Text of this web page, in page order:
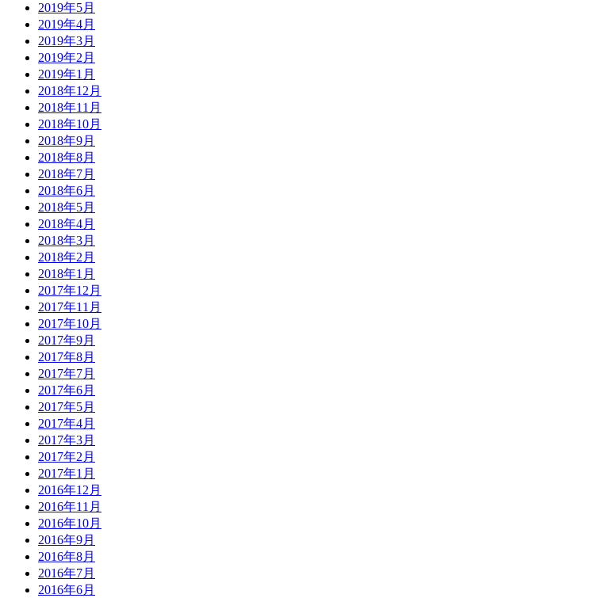
2019年5月
2019年4月
2019年3月
2019年2月
2019年1月
2018年12月
2018年11月
2018年10月
2018年9月
2018年8月
2018年7月
2018年6月
2018年5月
2018年4月
2018年3月
2018年2月
2018年1月
2017年12月
2017年11月
2017年10月
2017年9月
2017年8月
2017年7月
2017年6月
2017年5月
2017年4月
2017年3月
2017年2月
2017年1月
2016年12月
2016年11月
2016年10月
2016年9月
2016年8月
2016年7月
2016年6月